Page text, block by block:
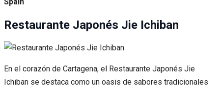
Restaurante Japonés Jie Ichiban
En el corazón de Cartagena, el Restaurante Japonés Jie
Ichiban se destaca como un oasis de sabores tradicionales